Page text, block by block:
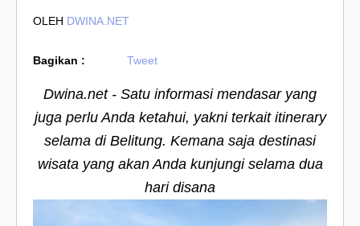
OLEH DWINA.NET
Bagikan : Tweet
Dwina.net - Satu informasi mendasar yang
juga perlu Anda ketahui, yakni terkait itinerary
selama di Belitung. Kemana saja destinasi
wisata yang akan Anda kunjungi selama dua
hari disana